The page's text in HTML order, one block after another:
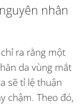
nhân
ra rằng một
da vùng mắt
sẽ tỉ lệ thuận
chậm. Theo đó,